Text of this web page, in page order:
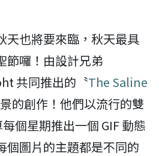
天也將要來臨，秋天最具
節囉！由設計兄弟
共同推出的〝The Saline
的創作！他們以流行的雙
個星期推出一個 GIF 動態
個圖片的主題都是不同的